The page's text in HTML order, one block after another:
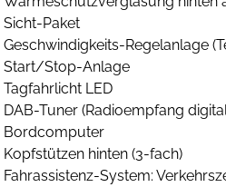
Sicht-Paket
Geschwindigkeits-Regelanlage
Start/Stop-Anlage
Tagfahrlicht LED
DAB-Tuner (Radioempfang
Bordcomputer
Kopfstützen hinten (3-fach)
Fahrassistenz-System: